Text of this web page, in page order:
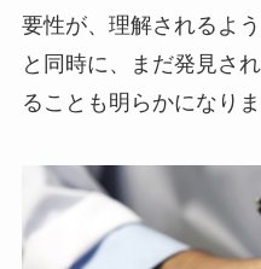
要性が、理解されるよ
と同時に、まだ発見さ
ることも明らかになりま